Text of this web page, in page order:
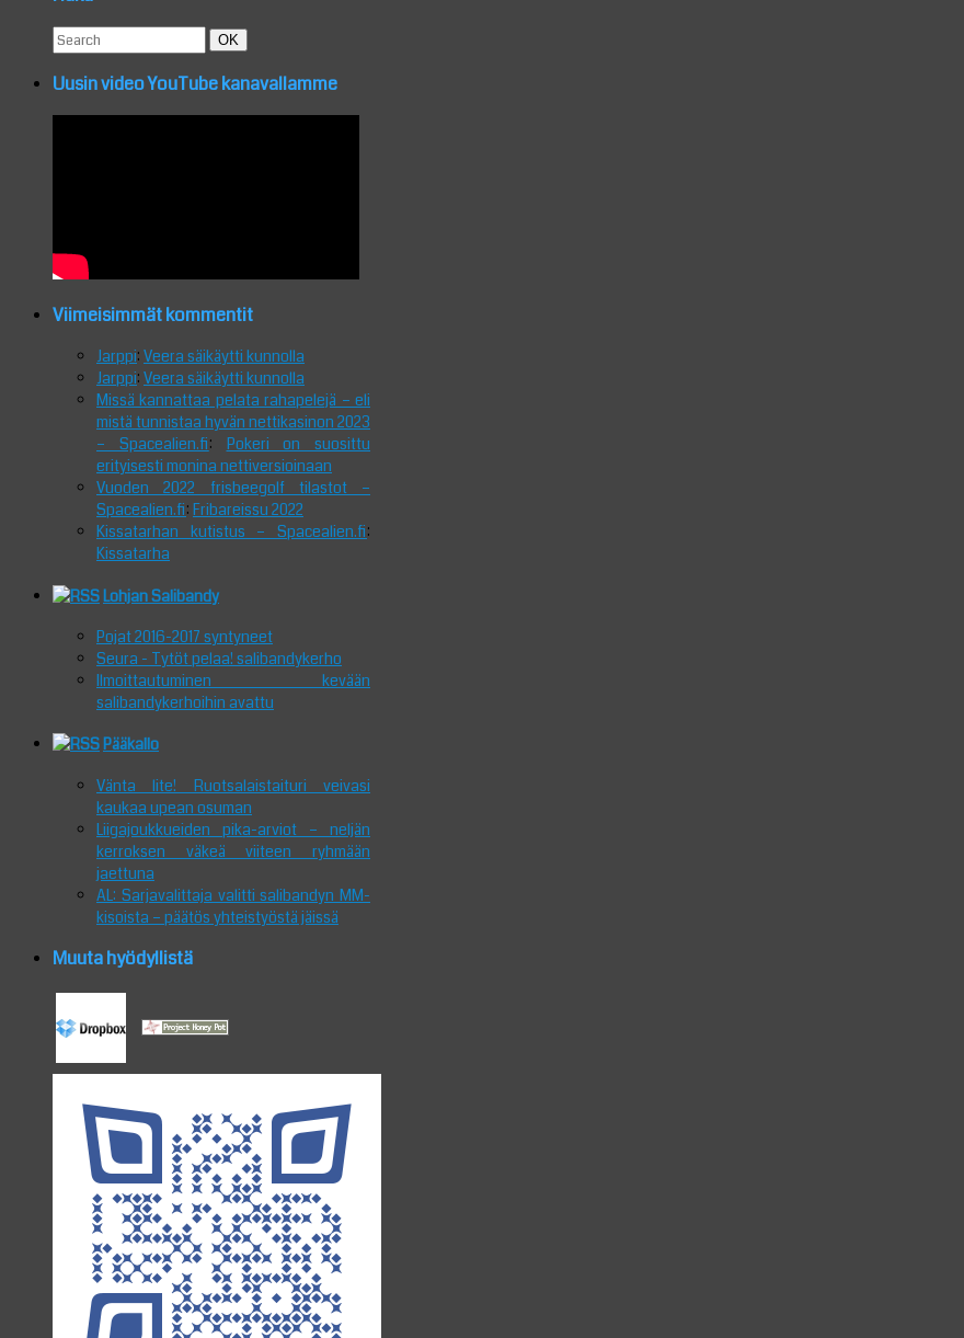
Search
for:
Search
OK
Uusin video YouTube kanavallamme
Viimeisimmät kommentit
Jarppi: Veera säikäytti kunnolla
Jarppi: Veera säikäytti kunnolla
Missä kannattaa pelata rahapelejä – eli
mistä tunnistaa hyvän nettikasinon 2023
– Spacealien.fi: Pokeri on suosittu
erityisesti monina nettiversioinaan
Vuoden 2022 frisbeegolf tilastot –
Spacealien.fi: Fribareissu 2022
Kissatarhan kutistus – Spacealien.fi:
Kissatarha
Lohjan Salibandy
Pojat 2016-2017 syntyneet
Seura - Tytöt pelaa! salibandykerho
Ilmoittautuminen kevään
salibandykerhoihin avattu
Pääkallo
Vänta lite! Ruotsalaistaituri veivasi
kaukaa upean osuman
Liigajoukkueiden pika-arviot – neljän
kerroksen väkeä viiteen ryhmään
jaettuna
AL: Sarjavalittaja valitti salibandyn MM-
kisoista – päätös yhteistyöstä jäissä
Muuta hyödyllistä